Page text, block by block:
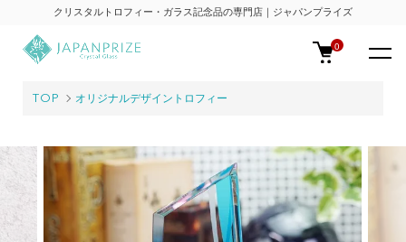
クリスタルトロフィー・ガラス記念品の専門店｜ジャパンプライズ
0
TOP オリジナルデザイントロフィー